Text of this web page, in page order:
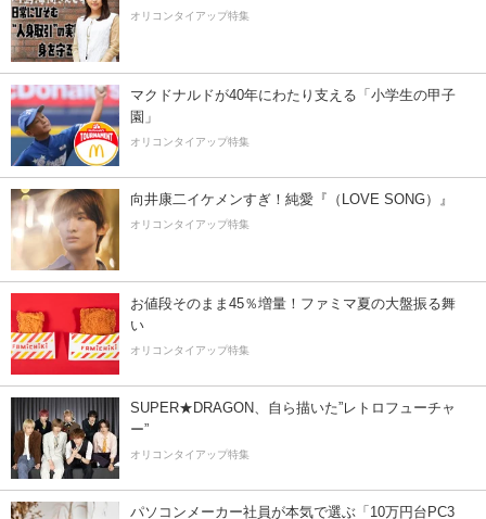
オリコンタイアップ特集
マクドナルドが40年にわたり支える「小学生の甲子
園」
オリコンタイアップ特集
向井康二イケメンすぎ！純愛『（LOVE SONG）』
オリコンタイアップ特集
お値段そのまま45％増量！ファミマ夏の大盤振る舞
い
オリコンタイアップ特集
SUPER★DRAGON、自ら描いた”レトロフューチャ
ー”
オリコンタイアップ特集
パソコンメーカー社員が本気で選ぶ「10万円台PC3